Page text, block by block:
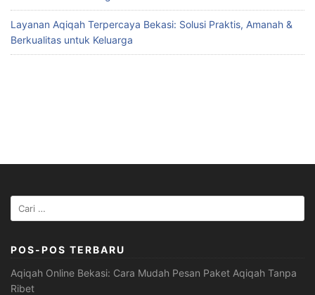
Layanan Aqiqah Terpercaya Bekasi: Solusi Praktis, Amanah &
Berkualitas untuk Keluarga
Cari
untuk:
POS-POS TERBARU
Aqiqah Online Bekasi: Cara Mudah Pesan Paket Aqiqah Tanpa
Ribet